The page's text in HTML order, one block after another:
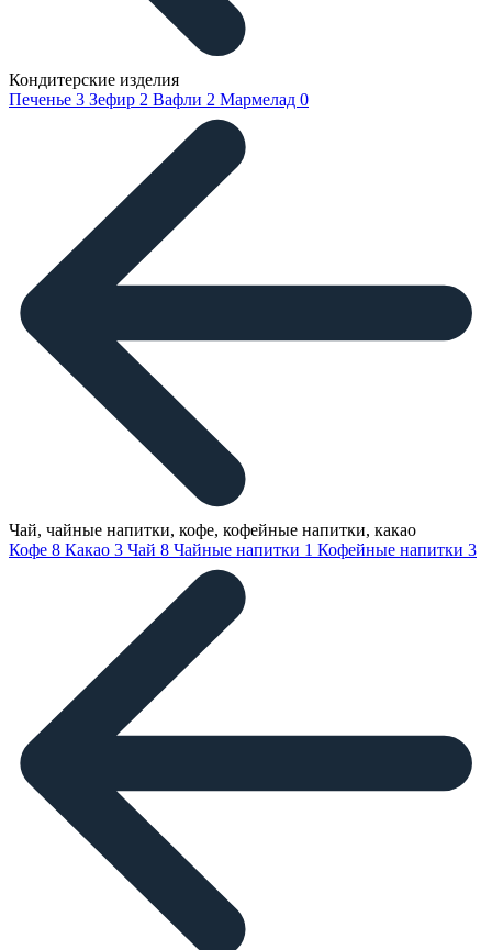
Кондитерские изделия
Печенье 3 Зефир 2 Вафли 2 Мармелад 0
Чай, чайные напитки, кофе, кофейные напитки, какао
Кофе 8 Какао 3 Чай 8 Чайные напитки 1 Кофейные напитки 3